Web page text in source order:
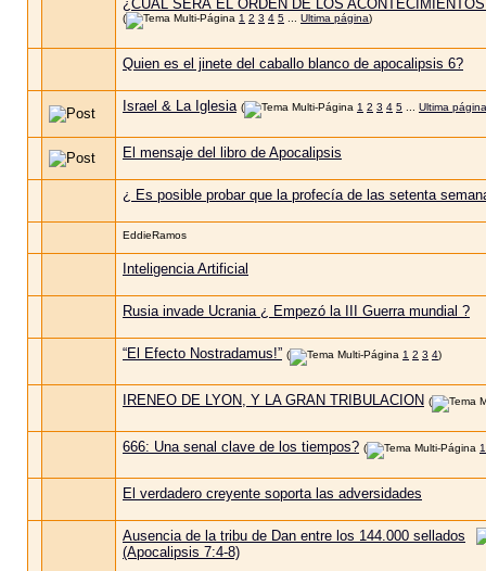
¿CUÁL SERÁ EL ORDEN DE LOS
( 1 2 3 4 5 Ultima página)
Quien es el jinete del caballo blanco de apocalipsis 6?
Israel & La Iglesia ( 1 2 3 4 5 Ultima página
El mensaje del libro de Apocalipsis
¿ Es posible probar que la profecía de las setenta
EddieRamos
Inteligencia Artificial
Rusia invade Ucrania ¿ Empezó la III Guerra mundial ?
“El Efecto Nostradamus!” ( 1 2 3 4)
IRENEO DE LYON, Y LA GRAN TRIBULACION (
666: Una senal clave de los tiempos? ( 1
El verdadero creyente soporta las adversidades
Ausencia de la tribu de Dan entre los 144.000 sellados
(Apocalipsis 7:4-8)